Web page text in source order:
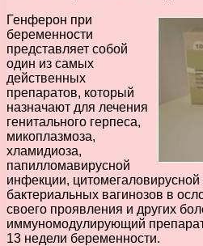
Генферон при
беременности
представляет собой
один из самых
действенных
препаратов, который
назначают для лечения
генитального герпеса,
микоплазмоза,
хламидиоза,
папилломавирусной
инфекции,
бактериальных вагинозов в
своего проявления и других
иммуномодулирующий
13 недели беременности.